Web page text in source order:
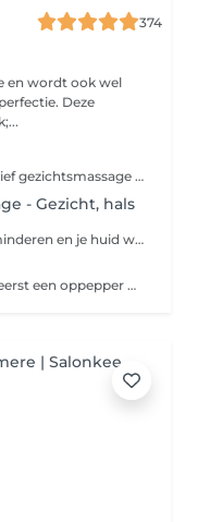
374
en wordt ook wel
Deze
Dit is een ontspanningsmassage inclusief gezichtsmassage en Indonesische voetmassage met verwarmd voetenbad en 100% natuurlijke kruiden. Wil je echt even helemaal ontspannen en een moment voor jezelf, gun jezelf dan deze Ultimate Relax behandeling. Er wordt gestart met een warm voetenbad vol met kruiden en bloemen. Vervolgens worden je voeten verwend met een natuurlijke scrub en een Body Yoghurt. Tot slot worden je voeten gemasseerd met speciale voetenbad kruiden. Na de voetbehandeling word je een uur lang van top tot teen in de watten leggen. Laat je in een grote handdoek inpakken en kies je favoriete 100% natuurlijke olie uit. Op de achtergrond hoor je zachte ontspannende muziek en verder helemaal niets: dit is jouw moment.
- Gezicht, hals
Wil jij rimpels en fijne lijntjes laten verminderen en je huid weer laten stralen? Dan is een bindweefselmassage de juiste behandeling voor jou. In de diepere huidlagen bevinden zich cellen die onder andere collageen en elastine aanmaken die je huid elastisch, stevig en strak houden. Vanaf je 23e jaar neemt de activiteit van deze cellen af en verslapt de huid. Met de Cosmetische Bindweefsel Massage kun je die cellen wakker schudden en prikkel je ze dusdanig dat zij de productie van collageen en elastine actief houden en een flinke handrem op de huidveroudering zetten. 1 behandeling geeft je een oppepper door het verbeteren van de doorbloeding en zal je ook een tijdelijke mooie natuurlijke glow geven.
Bij deze behandeling geven wij je huid eerst een oppepper met een cosmetische bindweefsel massage om vervolgens nog een ontspannende rug, schouder, nek massage te ontvangen. Een bindweefselmassage is een stevige en huidverbeterende gezichtsmassage en richt zich op de dieper gelegen huidlagen. De massage bevordert de doorbloeding en stimuleert de aanmaak van collageen en elastine waardoor je huid vernieuwt en verstevigt. Een bindweefselmassage voor het gezicht is effectief bij rimpeltjes en bepaalde huidproblemen. Je huid straalt en je spieren zijn weer helemaal ontspannen!